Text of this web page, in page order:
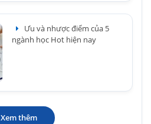
Ưu và nhược điểm của 5
ngành học Hot hiện nay
Xem thêm